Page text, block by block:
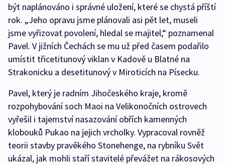
být naplánováno i správné uložení, které se chystá příští
rok. „Jeho opravu jsme plánovali asi pět let, museli
jsme vyřizovat povolení, hledal se majitel,“ poznamenal
Pavel. V jižních Čechách se mu už před časem podařilo
umístit třicetitunový viklan v Kadově u Blatné na
Strakonicku a desetitunový v Miroticích na Písecku.
Pavel, který je radním Jihočeského kraje, kromě
rozpohybování soch Maoi na Velikonočních ostrovech
vyřešil i tajemství nasazování obřích kamenných
klobouků Pukao na jejich vrcholky. Vypracoval rovněž
teorii stavby pravěkého Stonehenge, na rybníku Svět
ukázal, jak mohli staří stavitelé převážet na rákosových